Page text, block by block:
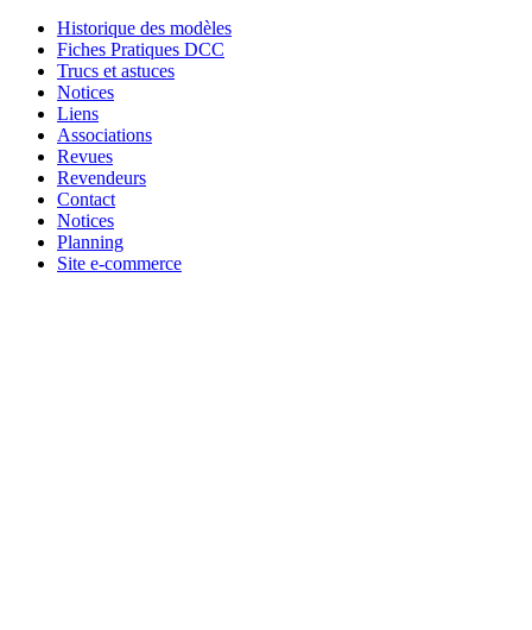
Historique des modèles
Fiches Pratiques DCC
Trucs et astuces
Notices
Liens
Associations
Revues
Revendeurs
Contact
Notices
Planning
Site e-commerce